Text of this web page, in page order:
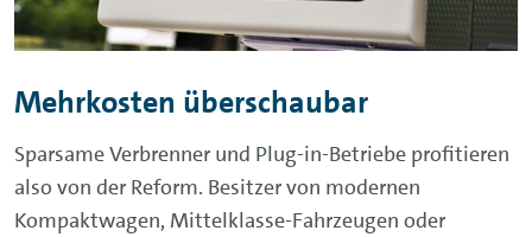
Mehrkosten überschaubar
Sparsame Verbrenner und Plug-in-Betriebe profitieren
also von der Reform. Besitzer von modernen
Kompaktwagen, Mittelklasse-Fahrzeugen oder